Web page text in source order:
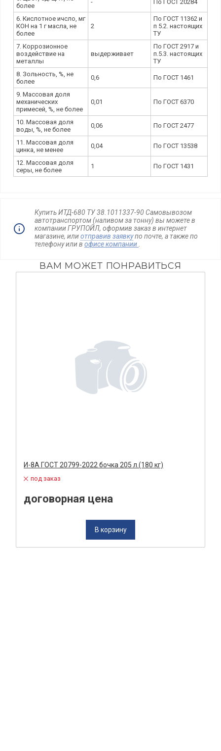
более
- По ГОСТ 20284
6. Кислотное ичсло, мг
КОН на 1 г масла, не
более
2
По ГОСТ 11362 и
п 5.2. настоящих
ТУ
7. Коррозионное
воздействие на
металлы
выдерживает
По ГОСТ 2917 и
п.5.3. настоящих
ТУ
8. Зольность, %, не
более
0,6 По ГОСТ 1461
9. Массовая доля
механических
примесей, %, не более
0,01 По ГОСТ 6370
10. Массовая доля
воды, %, не более
0,06 По ГОСТ 2477
11. Массовая доля
цинка, не менее
0,04 По ГОСТ 13538
12. Массовая доля
серы, не более
1 По ГОСТ 1431
Купить ИТД-680 ТУ 38.1011337-90 Самовывозом
автотранспортом (наливом за тонну) вы можете в
компании ГРУПОЙЛ, оформив заказ в интернет
магазине, илиотправив заявкупо почте, а также по
телефонуили в офисе компании
ВАМ МОЖЕТ ПОНРАВИТЬСЯ
И-8А ГОСТ 20799-2022 бочка 205 л.(180 кг)
под заказ
договорная цена
В корзину